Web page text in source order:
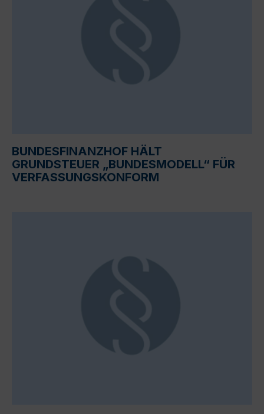
BUNDESFINANZHOF HÄLT
GRUNDSTEUER „BUNDESMODELL“ FÜR
VERFASSUNGSKONFORM